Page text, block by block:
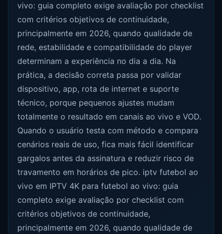
vivo: guia completo exige avaliação por checklist
com critérios objetivos de continuidade,
principalmente em 2026, quando qualidade de
rede, estabilidade e compatibilidade do player
determinam a experiência no dia a dia. Na
prática, a decisão correta passa por validar
dispositivo, app, rota de internet e suporte
técnico, porque pequenos ajustes mudam
totalmente o resultado em canais ao vivo e VOD.
Quando o usuário testa com método e compara
cenários reais de uso, fica mais fácil identificar
gargalos antes da assinatura e reduzir risco de
travamento em horários de pico. iptv futebol ao
vivo em IPTV 4K para futebol ao vivo: guia
completo exige avaliação por checklist com
critérios objetivos de continuidade,
principalmente em 2026, quando qualidade de